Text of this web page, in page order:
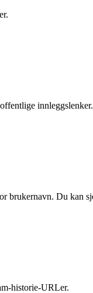
brukernavn. Du kan
historie-URLer.